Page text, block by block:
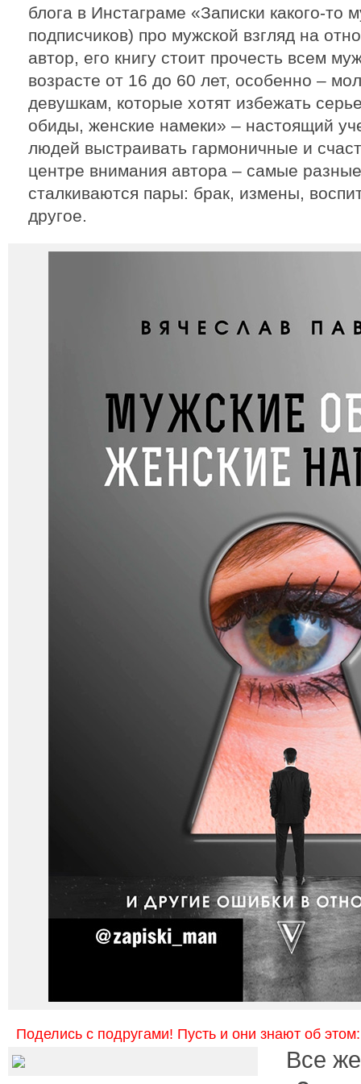
блога в Инстаграме «Записки какого-то
подписчиков) про мужской взгляд на
автор, его книгу стоит прочесть всем
возрасте от 16 до 60 лет, особенно –
девушкам, которые хотят избежать
обиды, женские намеки» – настоящий
людей выстраивать гармоничные и
центре внимания автора – самые
сталкиваются пары: брак, измены,
другое.
Поделись с подругами! Пусть и они знают об этом:
Все